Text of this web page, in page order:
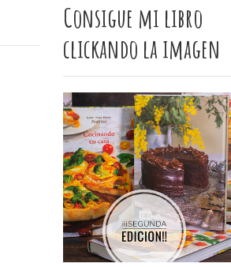
Consigue mi libro
clickando la imagen